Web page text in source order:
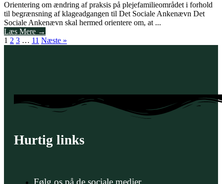
Orientering om ændring af praksis på plejefamilieområdet i forhold
til begrænsning af klageadgangen til Det Sociale Ankenævn Det
Sociale Ankenævn skal hermed orientere om, at ...
Læs Mere →
1 2 3 … 11 Næste »
Hurtig links